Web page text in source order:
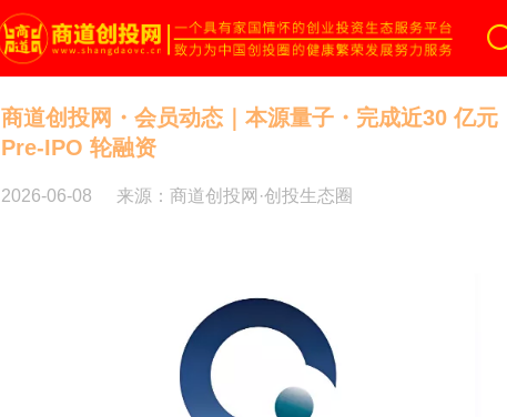
商道创投网
商道创投网・会员动态｜本源量子・完成近30 亿元
Pre-IPO 轮融资
2026-06-08 来源：商道创投网·创投生态圈